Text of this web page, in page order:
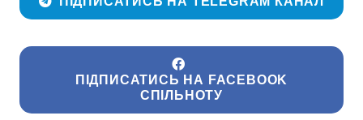
ПІДПИСАТИСЬ НА FACEBOOK
СПІЛЬНОТУ